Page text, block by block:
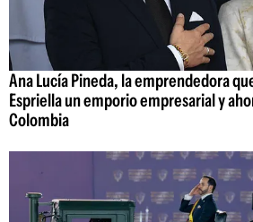
Ana Lucía Pineda, la emprendedora
Espriella un emporio empresarial y
Colombia